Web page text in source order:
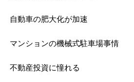
自動車の肥大化が加速
マンションの機械式駐車場事情
不動産投資に憧れる